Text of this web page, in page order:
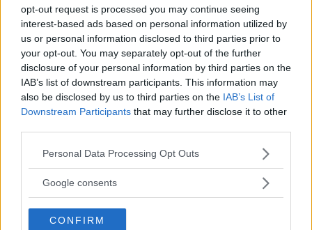
opt-out request is processed you may continue seeing
interest-based ads based on personal information utilized by
us or personal information disclosed to third parties prior to
your opt-out. You may separately opt-out of the further
disclosure of your personal information by third parties on the
IAB’s list of downstream participants. This information may
also be disclosed by us to third parties on the IAB’s List of
Downstream Participants that may further disclose it to other
Please note that this website/app uses one or more Google
not limited to your visit or usage behaviour. You may click to
use your data for below specified purposes in below Google
consent section.
Personal Data Processing Opt Outs
Google consents
CONFIRM
Stoppades på Malmen i natt – man
misstänks för drograttfylleri
KRIM 07 augusti 2026 06.39
Annons:
Berusad man misstänks ha misshandlat
kvinna i Kalmar
KRIM 07 augusti 2026 06.16